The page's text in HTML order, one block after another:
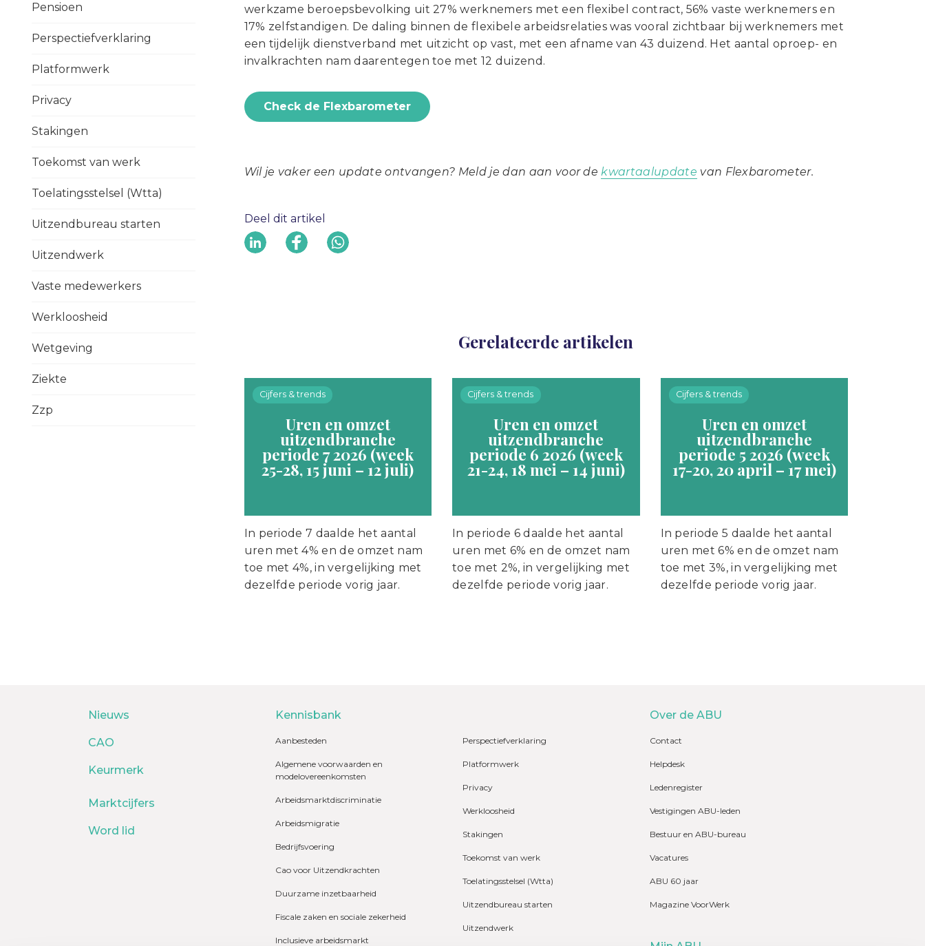
Pensioen
Perspectiefverklaring
Platformwerk
Privacy
Stakingen
Toekomst van werk
Toelatingsstelsel (Wtta)
Uitzendbureau starten
Uitzendwerk
Vaste medewerkers
Werkloosheid
Wetgeving
Ziekte
Zzp
werkzame beroepsbevolking uit 27% werknemers met een flexibel contract, 56% vaste werknemers en
17% zelfstandigen. De daling binnen de flexibele arbeidsrelaties was vooral zichtbaar bij werknemers met
een tijdelijk dienstverband met uitzicht op vast, met een afname van 43 duizend. Het aantal oproep- en
invalkrachten nam daarentegen toe met 12 duizend.
Check de Flexbarometer
Wil je vaker een update ontvangen? Meld je dan aan voor dekwartaalupdate van Flexbarometer.
Deel dit artikel
Gerelateerde artikelen
Cijfers & trends
Uren en omzet
uitzendbranche
periode 7 2026 (week
25-28, 15 juni – 12 juli)
In periode 7 daalde het aantal
uren met 4% en de omzet nam
toe met 4%, in vergelijking met
dezelfde periode vorig jaar.
Cijfers & trends
Uren en omzet
uitzendbranche
periode 6 2026 (week
21-24, 18 mei – 14 juni)
In periode 6 daalde het aantal
uren met 6% en de omzet nam
toe met 2%, in vergelijking met
dezelfde periode vorig jaar.
Cijfers & trends
Uren en omzet
uitzendbranche
periode 5 2026 (week
17-20, 20 april – 17 mei)
In periode 5 daalde het aantal
uren met 6% en de omzet nam
toe met 3%, in vergelijking met
dezelfde periode vorig jaar.
Nieuws
CAO
Keurmerk
Marktcijfers
Word lid
Kennisbank
Aanbesteden
Algemene voorwaarden en
modelovereenkomsten
Arbeidsmarktdiscriminatie
Arbeidsmigratie
Bedrijfsvoering
Cao voor Uitzendkrachten
Duurzame inzetbaarheid
Fiscale zaken en sociale zekerheid
Inclusieve arbeidsmarkt
Perspectiefverklaring
Platformwerk
Privacy
Werkloosheid
Stakingen
Toekomst van werk
Toelatingsstelsel (Wtta)
Uitzendbureau starten
Uitzendwerk
Over de ABU
Contact
Helpdesk
Ledenregister
Vestigingen ABU-leden
Bestuur en ABU-bureau
Vacatures
ABU 60 jaar
Magazine VoorWerk